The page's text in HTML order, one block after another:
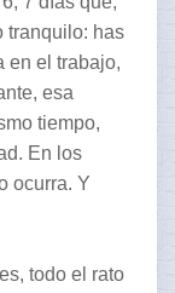
tranquilo: has
en el trabajo,
esa
tiempo,
En los
ocurra. Y
todo el rato